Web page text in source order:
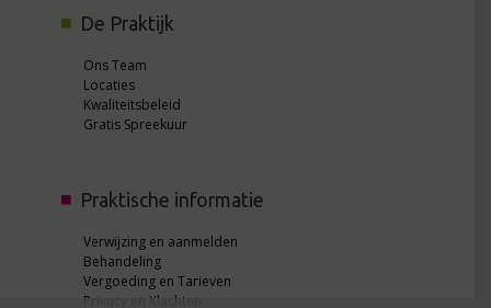
De Praktijk
Ons Team
Locaties
Kwaliteitsbeleid
Gratis Spreekuur
Praktische informatie
Verwijzing en aanmelden
Behandeling
Vergoeding en Tarieven
Privacy en Klachten